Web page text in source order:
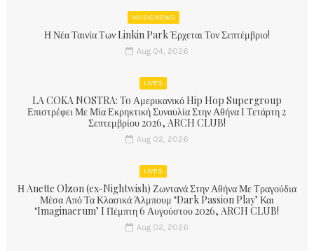
MUSIC NEWS
Η Νέα Ταινία Των Linkin Park Έρχεται Τον Σεπτέμβριο!
Aug 04, 2026
LIVES
LA COKA NOSTRA: To Αμερικανικό Hip Hop Supergroup
Επιστρέφει Με Μία Εκρηκτική Συναυλία Στην Αθήνα Ι Τετάρτη 2
Σεπτεμβρίου 2026, ARCH CLUB!
Aug 02, 2026
LIVES
Η Anette Olzon (ex-Nightwish) Ζωντανά Στην Αθήνα Με Τραγούδια
Μέσα Από Τα Κλασικά Άλμπουμ ‘Dark Passion Play’ Και
‘Imaginaerum’ I Πέμπτη 6 Αυγούστου 2026, ARCH CLUB!
Aug 02, 2026